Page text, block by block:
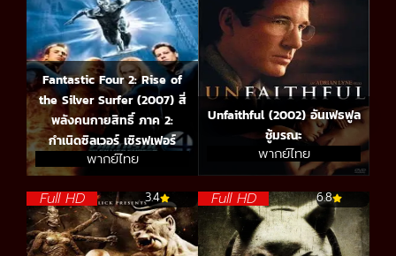
Fantastic Four 2: Rise of
the Silver Surfer (2007) สี่
พลังคนกายสิทธิ์ ภาค 2:
กำเนิดซิลเวอร์ เซิรฟเฟอร์
พากย์ไทย
Unfaithful (2002) อันเฟธฟูล
ชู้มรณะ
พากย์ไทย
Full HD 3.4 Full HD 6.8